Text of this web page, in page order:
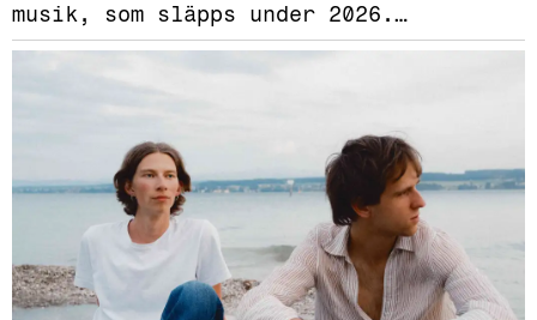
musik, som släpps under 2026.…